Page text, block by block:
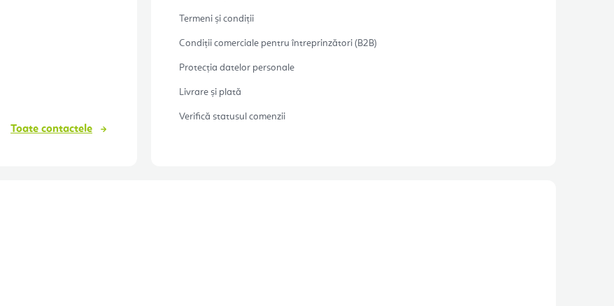
Toate contactele
Termeni și condiții
Condiții comerciale pentru întreprinzători (B2B)
Protecția datelor personale
Livrare și plată
Verifică statusul comenzii